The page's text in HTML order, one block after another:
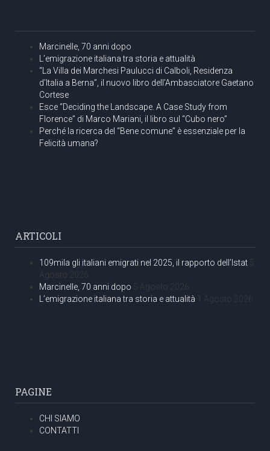
Marcinelle, 70 anni dopo
L’emigrazione italiana tra storia e attualità
“La Villa dei Marchesi Paulucci di Calboli, Residenza
d’Italia a Berna”, il nuovo libro dell’Ambasciatore Gaetano
Cortese
Esce “Deciding the Landscape. A Case Study from
Florence” di Marco Mariani, il libro sul “Cubo nero”
Perché la ricerca del “Bene comune” è essenziale per la
Felicità umana?
ARTICOLI
109mila gli italiani emigrati nel 2025, il rapporto dell’Istat 5
Agosto 2026
Marcinelle, 70 anni dopo 5 Agosto 2026
L’emigrazione italiana tra storia e attualità 1 Agosto 2026
PAGINE
CHI SIAMO
CONTATTI